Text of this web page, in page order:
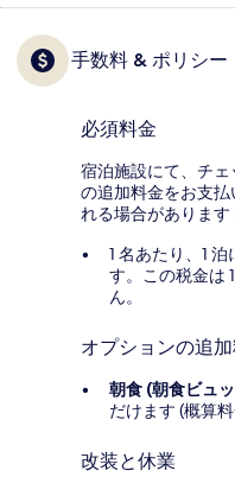
手数料 & ポリシー
必須料金
宿泊施設にて、チ
の追加料金をお支
れる場合があります
1 名あたり、1
す。この税金は
ん。
オプションの追
朝食 (朝食ビュ
だけます (概算
改装と休業